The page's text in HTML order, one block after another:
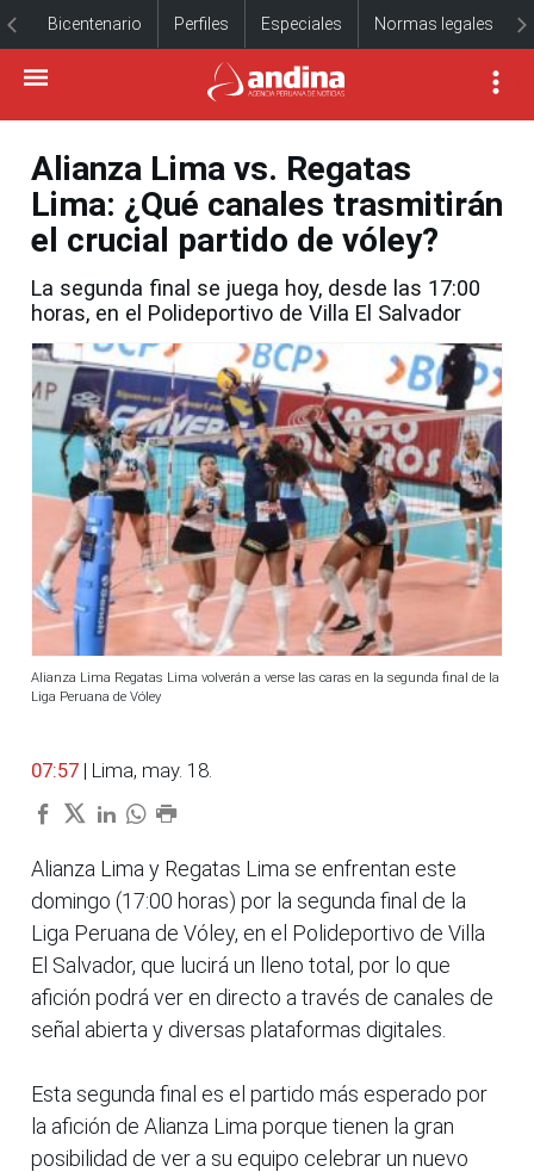
Bicentenario Perfiles Especiales Normas legales
Alianza Lima vs. Regatas
Lima: ¿Qué canales trasmitirán
el crucial partido de vóley?
La segunda final se juega hoy, desde las 17:00
horas, en el Polideportivo de Villa El Salvador
Alianza Lima Regatas Lima volverán a verse las caras en la segunda final de la
Liga Peruana de Vóley
07:57 | Lima, may. 18.
Alianza Lima y Regatas Lima se enfrentan este
domingo (17:00 horas) por la segunda final de la
Liga Peruana de Vóley, en el Polideportivo de Villa
El Salvador, que lucirá un lleno total, por lo que
afición podrá ver en directo a través de canales de
señal abierta y diversas plataformas digitales.
Esta segunda final es el partido más esperado por
la afición de Alianza Lima porque tienen la gran
posibilidad de ver a su equipo celebrar un nuevo